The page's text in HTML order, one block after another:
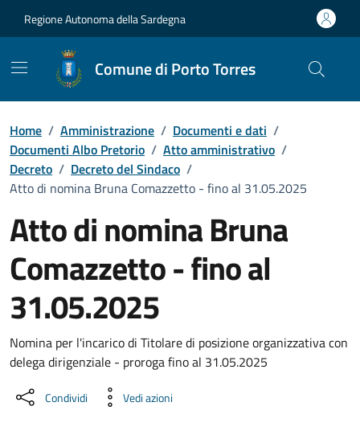
Regione Autonoma della Sardegna
Comune di Porto Torres
Home / Amministrazione / Documenti e dati /
Documenti Albo Pretorio / Atto amministrativo /
Decreto / Decreto del Sindaco /
Atto di nomina Bruna Comazzetto - fino al 31.05.2025
Atto di nomina Bruna
Comazzetto - fino al
31.05.2025
Dettaglio del documento
Nomina per l'incarico di Titolare di posizione organizzativa con
delega dirigenziale - proroga fino al 31.05.2025
Condividi Vedi azioni